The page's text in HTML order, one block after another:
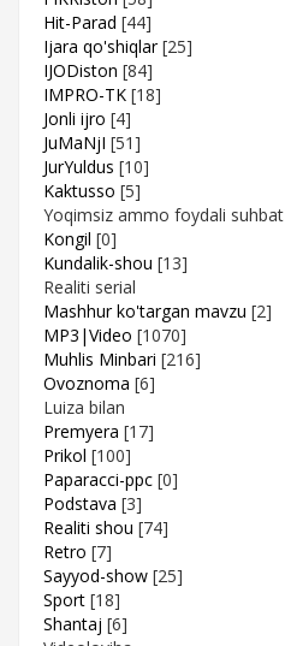
Hit-Parad [44]
Ijara qo'shiqlar [25]
IJODiston [84]
IMPRO-TK [18]
Jonli ijro [4]
JuMaNjI [51]
JurYuldus [10]
Kaktusso [5]
Yoqimsiz ammo foydali suhbat
Kongil [0]
Kundalik-shou [13]
Realiti serial
Mashhur ko'targan mavzu [2]
MP3|Video [1070]
Muhlis Minbari [216]
Ovoznoma [6]
Luiza bilan
Premyera [17]
Prikol [100]
Paparacci-ppc [0]
Podstava [3]
Realiti shou [74]
Retro [7]
Sayyod-show [25]
Sport [18]
Shantaj [6]